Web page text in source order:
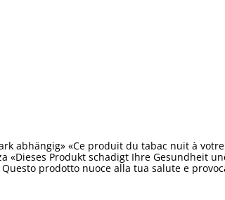
abhängig» «Ce produit du tabac nuit à
«Dieses Produkt schadigt Ihre Gesundheit
prodotto nuoce alla tua salute e